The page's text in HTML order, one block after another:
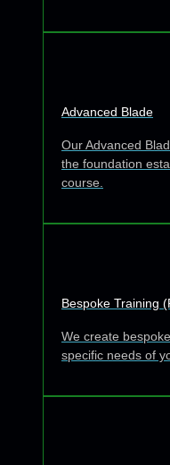
Advanced Blade
Our Advanced
the foundation
course.
Bespoke Training
We create
specific needs of